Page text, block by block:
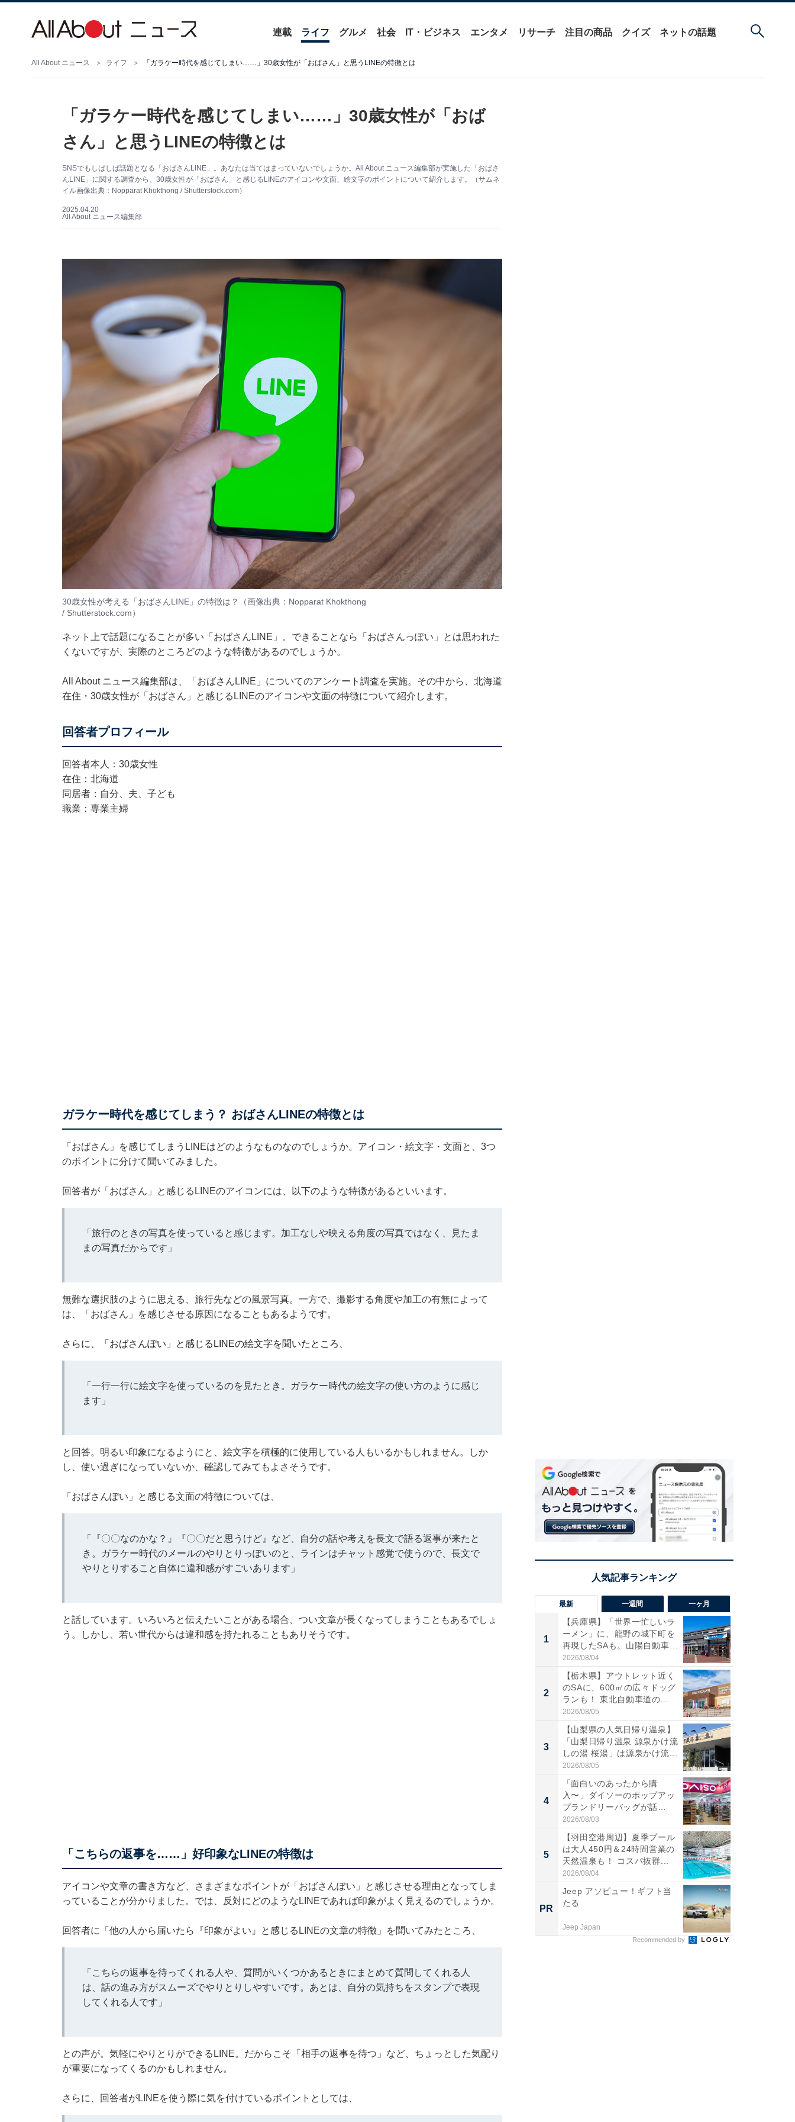
連載 ライフ グルメ 社会 IT・ビジネス エンタメ リサーチ 注目の商品 クイズ ネットの話題
All About ニュース ライフ 「ガラケー時代を感じてしまい……」30歳女性が「おばさん」と思うLINEの特徴とは
「ガラケー時代を感じてしまい……」30歳女性が「おば
さん」と思うLINEの特徴とは
SNSでもしばしば話題となる「おばさんLINE」。あなたは当てはまっていないでしょうか。All About ニュース編集部が実施した「おばさ
んLINE」に関する調査から、30歳女性が「おばさん」と感じるLINEのアイコンや文面、絵文字のポイントについて紹介します。（サムネ
イル画像出典：Nopparat Khokthong / Shutterstock.com）
2025.04.20
All About ニュース編集部
30歳女性が考える「おばさんLINE」の特徴は？（画像出典：Nopparat Khokthong
/ Shutterstock.com）
ネット上で話題になることが多い「おばさんLINE」。できることなら「おばさんっぽい」とは思われた
くないですが、実際のところどのような特徴があるのでしょうか。
All About ニュース編集部は、「おばさんLINE」についてのアンケート調査を実施。その中から、北海道
在住・30歳女性が「おばさん」と感じるLINEのアイコンや文面の特徴について紹介します。
回答者プロフィール
回答者本人：30歳女性
在住：北海道
同居者：自分、夫、子ども
職業：専業主婦
ガラケー時代を感じてしまう？ おばさんLINEの特徴とは
「おばさん」を感じてしまうLINEはどのようなものなのでしょうか。アイコン・絵文字・文面と、3つ
のポイントに分けて聞いてみました。
回答者が「おばさん」と感じるLINEのアイコンには、以下のような特徴があるといいます。
「旅行のときの写真を使っていると感じます。加工なしや映える角度の写真ではなく、見たま
まの写真だからです」
無難な選択肢のように思える、旅行先などの風景写真。一方で、撮影する角度や加工の有無によって
は、「おばさん」を感じさせる原因になることもあるようです。
さらに、「おばさんぽい」と感じるLINEの絵文字を聞いたところ、
「一行一行に絵文字を使っているのを見たとき。ガラケー時代の絵文字の使い方のように感じ
ます」
と回答。明るい印象になるようにと、絵文字を積極的に使用している人もいるかもしれません。しか
し、使い過ぎになっていないか、確認してみてもよさそうです。
「おばさんぽい」と感じる文面の特徴については、
「『〇〇なのかな？』『〇〇だと思うけど』など、自分の話や考えを長文で語る返事が来たと
き。ガラケー時代のメールのやりとりっぽいのと、ラインはチャット感覚で使うので、長文で
やりとりすること自体に違和感がすごいあります」
と話しています。いろいろと伝えたいことがある場合、つい文章が長くなってしまうこともあるでしょ
う。しかし、若い世代からは違和感を持たれることもありそうです。
「こちらの返事を……」好印象なLINEの特徴は
アイコンや文章の書き方など、さまざまなポイントが「おばさんぽい」と感じさせる理由となってしま
っていることが分かりました。では、反対にどのようなLINEであれば印象がよく見えるのでしょうか。
回答者に「他の人から届いたら『印象がよい』と感じるLINEの文章の特徴」を聞いてみたところ、
「こちらの返事を待ってくれる人や、質問がいくつかあるときにまとめて質問してくれる人
は、話の進み方がスムーズでやりとりしやすいです。あとは、自分の気持ちをスタンプで表現
してくれる人です」
との声が。気軽にやりとりができるLINE。だからこそ「相手の返事を待つ」など、ちょっとした気配り
が重要になってくるのかもしれません。
さらに、回答者がLINEを使う際に気を付けているポイントとしては、
最新 一週間 一ヶ月
1
【兵庫県】「世界一忙しいラ
ーメン」に、龍野の城下町を
再現したSAも。山陽自動車
道...
2026/08/04
2
【栃木県】アウトレット近く
のSAに、600㎡の広々ドッグ
ランも！ 東北自動車道の...
2026/08/05
3
【山梨県の人気日帰り温泉】
「山梨日帰り温泉 源泉かけ流
しの湯 桜湯」は源泉かけ流...
2026/08/05
4
「面白いのあったから購
入〜」ダイソーのポップアッ
プランドリーバッグが話
題。“さま...
2026/08/03
5
【羽田空港周辺】夏季プール
は大人450円＆24時間営業の
天然温泉も！ コスパ抜群...
2026/08/04
PR
Jeep アソビュー！ギフト当
たる
Jeep Japan
Recommended by